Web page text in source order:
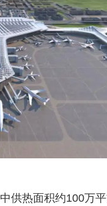
供热面积约100万